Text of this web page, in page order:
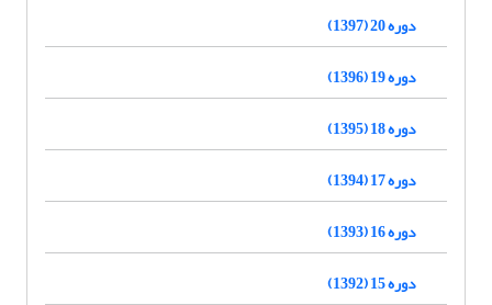
دوره 20 (1397)
دوره 19 (1396)
دوره 18 (1395)
دوره 17 (1394)
دوره 16 (1393)
دوره 15 (1392)